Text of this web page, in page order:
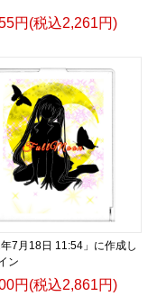
円(税込2,261円)
年7月18日 11:54」に作成し
ン
円(税込2,861円)